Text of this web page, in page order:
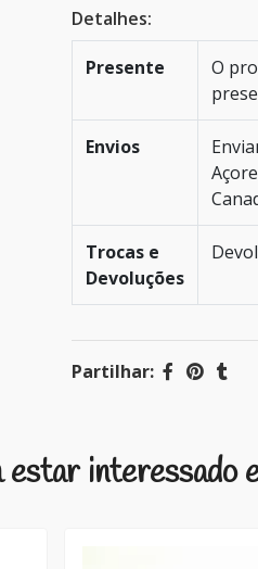
Detalhes:
Presente
O
Envios
Trocas e
Devoluções
Partilhar:
estar interessado